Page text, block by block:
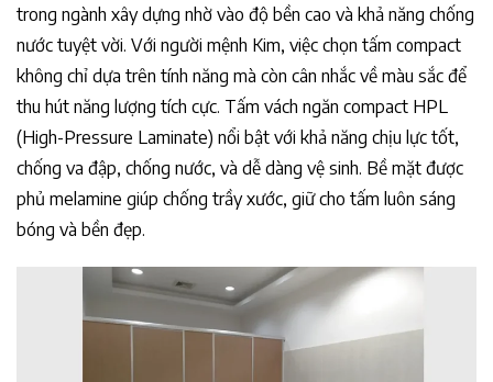
trong ngành xây dựng nhờ vào độ bền cao và khả năng chống
nước tuyệt vời. Với người mệnh Kim, việc chọn tấm compact
không chỉ dựa trên tính năng mà còn cân nhắc về màu sắc để
thu hút năng lượng tích cực. Tấm vách ngăn compact HPL
(High-Pressure Laminate) nổi bật với khả năng chịu lực tốt,
chống va đập, chống nước, và dễ dàng vệ sinh. Bề mặt được
phủ melamine giúp chống trầy xước, giữ cho tấm luôn sáng
bóng và bền đẹp.